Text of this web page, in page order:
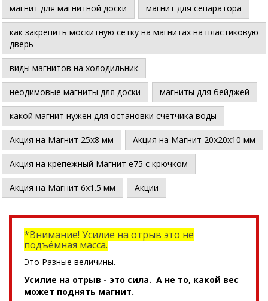
магнит для магнитной доски магнит для сепаратора
как закрепить москитную сетку на магнитах на пластиковую
дверь
виды магнитов на холодильник
неодимовые магниты для доски магниты для бейджей
какой магнит нужен для остановки счетчика воды
Акция на Магнит 25х8 мм Акция на Магнит 20х20х10 мм
Акция на крепежный Магнит е75 с крючком
Акция на Магнит 6х1.5 мм Акции
*Внимание! Усилие на отрыв это не
подъёмная масса.
Это Разные величины.
Усилие на отрыв - это сила. А не то, какой вес
может поднять магнит.